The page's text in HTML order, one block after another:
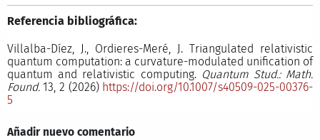
Referencia bibliográfica:
Villalba-Díez, J., Ordieres-Meré, J. Triangulated relativistic
quantum computation: a curvature-modulated unification of
quantum and relativistic computing. Quantum Stud.: Math.
Found.13, 2 (2026) https://doi.org/10.1007/s40509-025-00376-
5
Añadir nuevo comentario